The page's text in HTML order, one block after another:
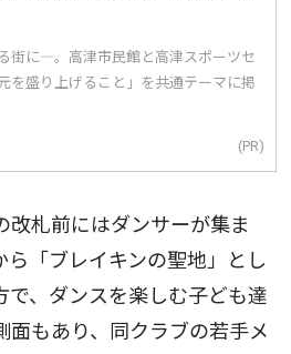
街に―。高津市民館と高津スポーツセ
を盛り上げること」を共通テーマに掲
(PR)
札前にはダンサーが集ま
ら「ブレイキンの聖地」とし
で、ダンスを楽しむ子ども達
面もあり、同クラブの若手メ